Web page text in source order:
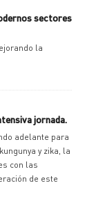
sectores
la
jornada.
adelante para
y zika, la
con las
de este